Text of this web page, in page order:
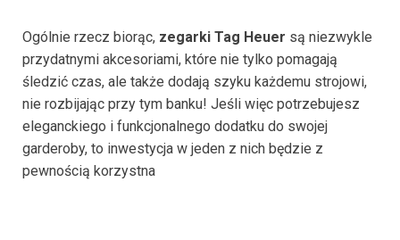
Ogólnie rzecz biorąc, zegarki Tag Heuer są niezwykle
przydatnymi akcesoriami, które nie tylko pomagają
śledzić czas, ale także dodają szyku każdemu strojowi,
nie rozbijając przy tym banku! Jeśli więc potrzebujesz
eleganckiego i funkcjonalnego dodatku do swojej
garderoby, to inwestycja w jeden z nich będzie z
pewnością korzystna